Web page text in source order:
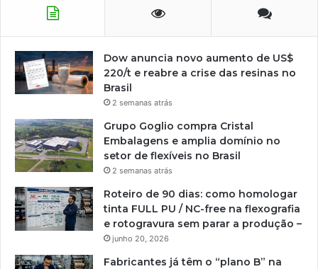
Dow anuncia novo aumento de US$
220/t e reabre a crise das resinas no
Brasil
2 semanas atrás
Grupo Goglio compra Cristal
Embalagens e amplia domínio no
setor de flexíveis no Brasil
2 semanas atrás
Roteiro de 90 dias: como homologar
tinta FULL PU / NC-free na flexografia
e rotogravura sem parar a produção –
junho 20, 2026
Fabricantes já têm o “plano B” na